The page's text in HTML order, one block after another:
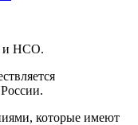
и НСО.
которые имеют